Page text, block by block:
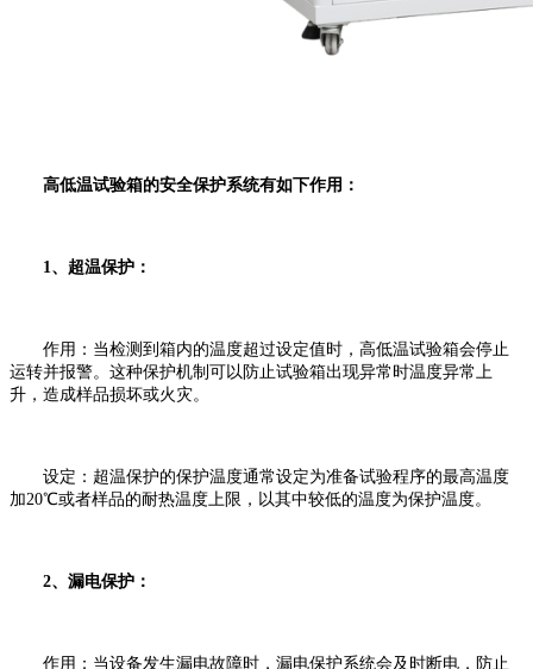
高低温试验箱的安全保护系统有如下作用：
‌1、超温保护‌：
‌作用‌：当检测到箱内的温度超过设定值时，高低温试验箱会停止
运转并报警。这种保护机制可以防止试验箱出现异常时温度异常上
升，造成样品损坏或火灾。
‌设定‌：超温保护的保护温度通常设定为准备试验程序的最高温度
加20℃或者样品的耐热温度上限，以其中较低的温度为保护温度。
2、‌漏电保护‌：
‌作用‌：当设备发生漏电故障时，漏电保护系统会及时断电，防止